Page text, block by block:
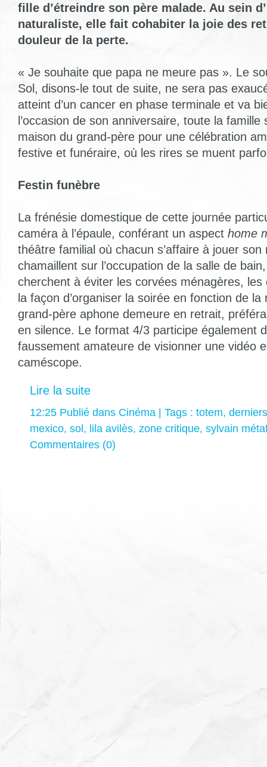
fille d’étreindre son père malade. Au sein
naturaliste, elle fait cohabiter la joie des
douleur de la perte.
« Je souhaite que papa ne meure pas ». Le
Sol, disons-le tout de suite, ne sera pas
atteint d’un cancer en phase terminale et va
l’occasion de son anniversaire, toute la
maison du grand-père pour une célébration
festive et funéraire, où les rires se muent
Festin funèbre
La frénésie domestique de cette journée
caméra à l’épaule, conférant un aspect home
théâtre familial où chacun s’affaire à jouer
chamaillent sur l’occupation de la salle de
cherchent à éviter les corvées ménagères,
la façon d’organiser la soirée en fonction de la
grand-père aphone demeure en retrait,
en silence. Le format 4/3 participe également
faussement amateure de visionner une vidéo
caméscope.
Lire la suite
12:25 Publié dans Cinéma | Tags : totem,
mexico, sol, lila avilès, zone critique, sylvain
Commentaires (0)